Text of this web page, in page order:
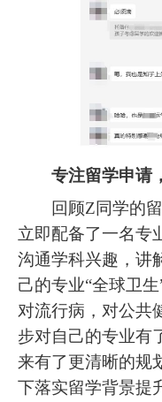
专注留学申请
回顾Z同学的留
立即配备了一名专
沟通学科兴趣，讲
己的专业“全球卫
对流行病，对公共
步对自己的专业有
来有了更清晰的规
下落实留学背景提